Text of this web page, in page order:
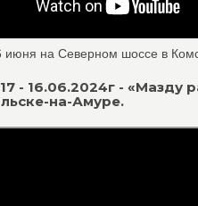
июня на Северном шоссе в
- 16.06.2024г - «Мазду
на-Амуре.